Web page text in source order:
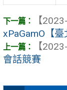
【
xPaGamO【
【
會話競賽